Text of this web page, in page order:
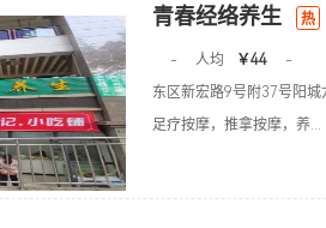
青春经络养生 热
- 人均 ￥44
-
东区新宏路9号附37号阳
足疗按摩，推拿按摩，养...